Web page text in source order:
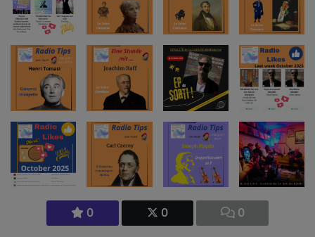
0 0 0